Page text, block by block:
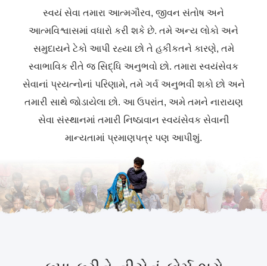
સ્વયં સેવા તમારા આત્મગૌરવ, જીવન સંતોષ અને
આત્મવિશ્વાસમાં વધારો કરી શકે છે. તમે અન્ય લોકો અને
સમુદાયને ટેકો આપી રહ્યા છો તે હકીકતને કારણે, તમે
સ્વાભાવિક રીતે જ સિદ્ધિ અનુભવો છો. તમારા સ્વયંસેવક
સેવાનાં પ્રયત્નોનાં પરિણામે, તમે ગર્વ અનુભવી શકો છો અને
તમારી સાથે જોડાયેલા છો. આ ઉપરાંત, અમે તમને નારાયણ
સેવા સંસ્થાનમાં તમારી નિષ્ઠાવાન સ્વયંસેવક સેવાની
માન્યતામાં પ્રમાણપત્ર પણ આપીશું.